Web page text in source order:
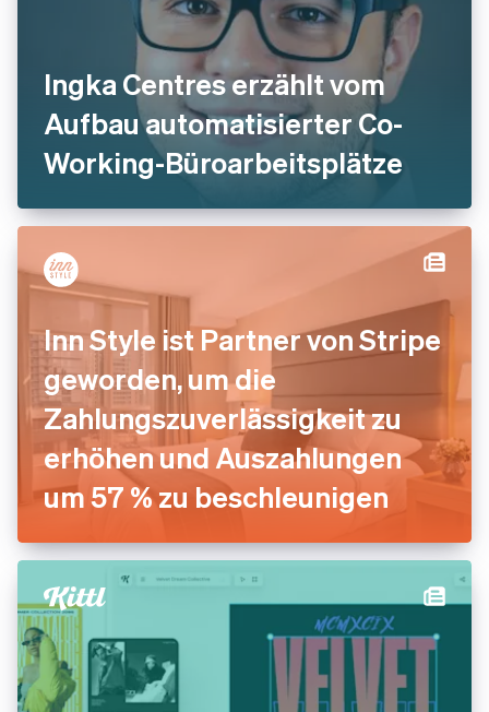
Ingka Centres erzählt vom
Aufbau automatisierter Co-
Working-Büroarbeitsplätze
Inn Style ist Partner von Stripe
geworden, um die
Zahlungszuverlässigkeit zu
erhöhen und Auszahlungen
um 57 % zu beschleunigen